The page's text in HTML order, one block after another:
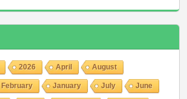
2026 April August
February January July June